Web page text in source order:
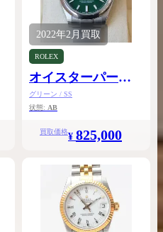
2022年2月買取
ROLEX
オイスターパーペ
チュアル31
グリーン / SS
状態: AB
買取価格¥ 825,000